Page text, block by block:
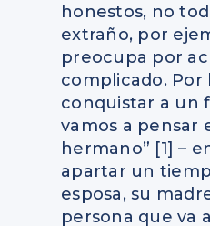
honestos, no
extraño, por
preocupa por
complicado. Por
conquistar a un
vamos a pensar
hermano” [1] –
apartar un
esposa, su
persona que va